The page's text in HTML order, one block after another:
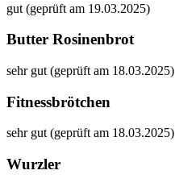
gut (geprüft am 19.03.2025)
Butter Rosinenbrot
sehr gut (geprüft am 18.03.2025)
Fitnessbrötchen
sehr gut (geprüft am 18.03.2025)
Wurzler